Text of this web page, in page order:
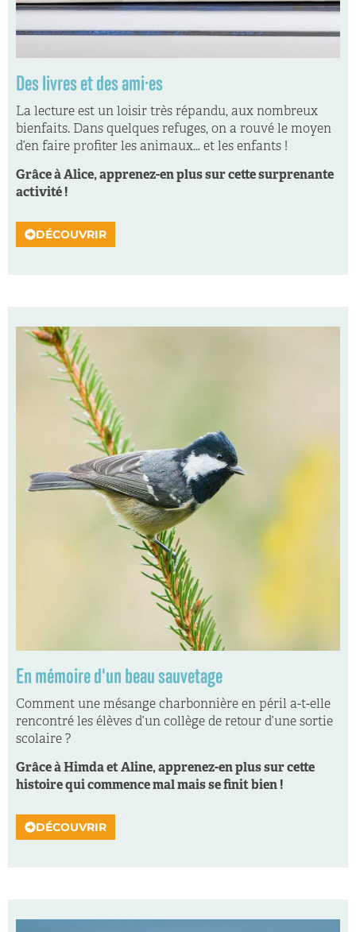
Des livres et des ami·es
La lecture est un loisir très répandu, aux nombreux
bienfaits. Dans quelques refuges, on a rouvé le moyen
d’en faire profiter les animaux… et les enfants !
Grâce à Alice, apprenez-en plus sur cette surprenante
activité !
DÉCOUVRIR
En mémoire d'un beau sauvetage
Comment une mésange charbonnière en péril a-t-elle
rencontré les élèves d’un collège de retour d’une sortie
scolaire ?
Grâce à Himda et Aline, apprenez-en plus sur cette
histoire qui commence mal mais se finit bien !
DÉCOUVRIR